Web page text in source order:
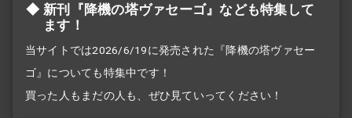
新刊『降機の塔ヴァセーゴ』なども特集して
ます！
当サイトでは2026/6/19に発売された『降機の塔ヴァセー
ゴ』についても特集中です！
買った人もまだの人も、ぜひ見ていってください！